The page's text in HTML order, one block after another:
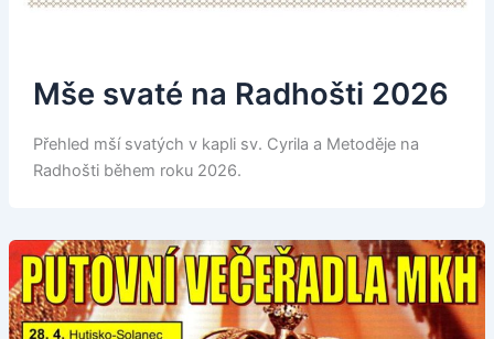
Mše svaté na Radhošti 2026
Přehled mší svatých v kapli sv. Cyrila a Metoděje na
Radhošti během roku 2026.